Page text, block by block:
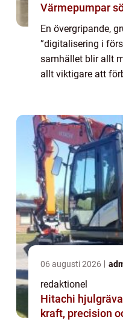
Värmepumpar
En övergripande,
”digitalisering i
samhället blir allt
allt viktigare att
06 augusti 2026
redaktionel
Hitachi
kraft, precision